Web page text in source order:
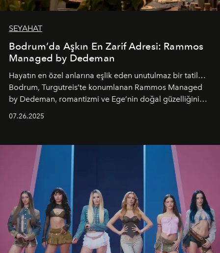
SEYAHAT
Bodrum’da Aşkın En Zarif Adresi: Rammos
Managed by Dedeman
Hayatın en özel anlarına eşlik eden unutulmaz bir tatil…
Bodrum, Turgutreis’te konumlanan Rammos Managed
by Dedeman, romantizmi ve Ege’nin doğal güzelliğini
07.26.2025